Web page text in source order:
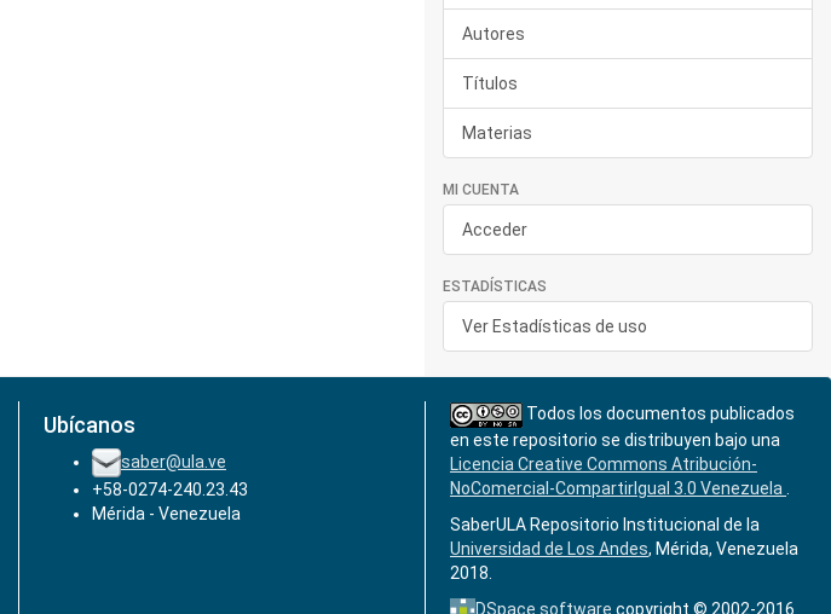
Autores
Títulos
Materias
MI CUENTA
Acceder
ESTADÍSTICAS
Ver Estadísticas de uso
Ubícanos
saber@ula.ve
+58-0274-240.23.43
Mérida - Venezuela
Todos los documentos publicados
en este repositorio se distribuyen bajo una
Licencia Creative Commons Atribución-
NoComercial-CompartirIgual 3.0 Venezuela
SaberULA Repositorio Institucional de la
Universidad de Los Andes, Mérida, Venezuela
2018.
DSpace software copyright © 2002-2016